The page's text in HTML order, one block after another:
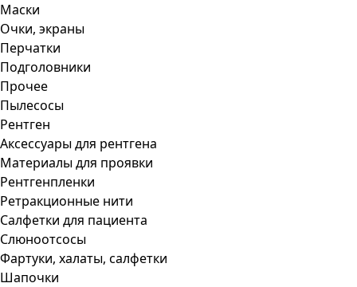
Маски
Очки, экраны
Перчатки
Подголовники
Прочее
Пылесосы
Рентген
Аксессуары для рентгена
Материалы для проявки
Рентгенпленки
Ретракционные нити
Салфетки для пациента
Слюноотсосы
Фартуки, халаты, салфетки
Шапочки